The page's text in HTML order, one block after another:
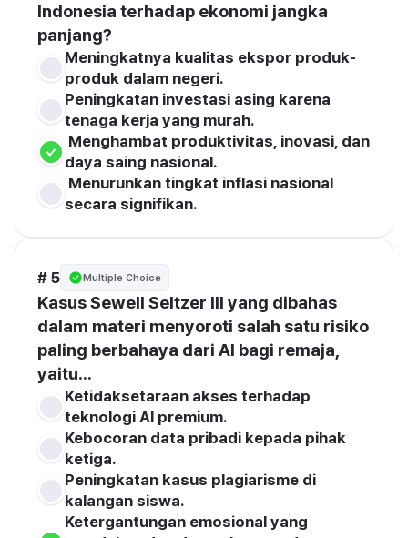
Indonesia terhadap ekonomi jangka
panjang?
Meningkatnya kualitas ekspor produk-
produk dalam negeri.
Peningkatan investasi asing karena
Menghambat produktivitas, inovasi, dan
daya saing nasional.
Menurunkan tingkat inflasi nasional
secara signifikan.
# 5 Multiple Choice
Kasus Sewell Seltzer III yang dibahas
dalam materi menyoroti salah satu risiko
paling berbahaya dari AI bagi remaja,
yaitu...
Ketidaksetaraan akses terhadap
teknologi Al premium.
Kebocoran data pribadi kepada pihak
ketiga.
Peningkatan kasus plagiarisme di
kalangan siswa.
Ketergantungan emosional yang